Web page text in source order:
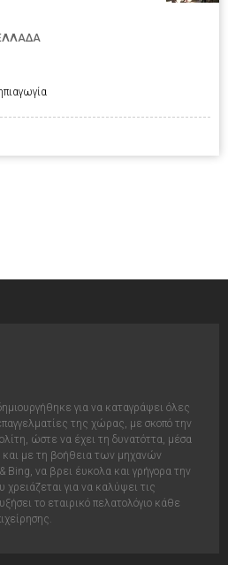
για να καταγράψει όλες
της χώρας, με σκοπό την
ώστε να έχει τη δυνατόττα, μέσα
και με τη βοήθεια των μηχανών
Bing, να βρει έυκολα και γρήγορα την
χρειάζεται για να καλύψει τις
το εταιρικό πελατολόγιο κάθε